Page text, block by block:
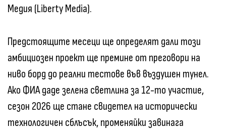
Медия (Liberty Media).
Предстоящите месеци ще определят дали този
амбициозен проект ще премине от преговори на
ниво борд до реални тестове във въздушен тунел.
Ако ФИА даде зелена светлина за 12-то участие,
сезон 2026 ще стане свидетел на исторически
технологичен сблъсък, променяйки завинага